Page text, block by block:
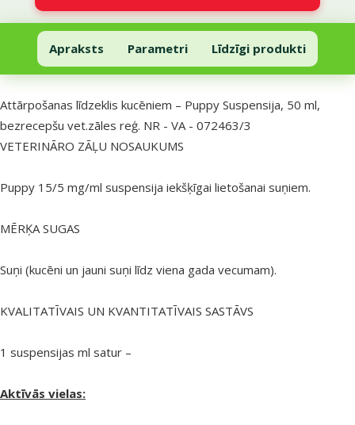
Prettārpu zāles kucēniem – Drontal Puppy Suspensija, 50 ml
Pievienot grozam
Apraksts Parametri Līdzīgi produkti
Uz lapas sākumu
superzoo.product.detail.content
Attārpošanas līdzeklis kucēniem – Puppy Suspensija, 50 ml,
bezrecepšu vet.zāles reģ. NR - VA - 072463/3
VETERINĀRO ZĀĻU NOSAUKUMS
Puppy 15/5 mg/ml suspensija iekšķīgai lietošanai suņiem.
MĒRĶA SUGAS
Suņi (kucēni un jauni suņi līdz viena gada vecumam).
KVALITATĪVAIS UN KVANTITATĪVAIS SASTĀVS
1 suspensijas ml satur –
Aktīvās vielas: